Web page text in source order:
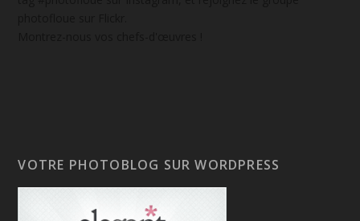
VOTRE PHOTOBLOG SUR WORDPRESS